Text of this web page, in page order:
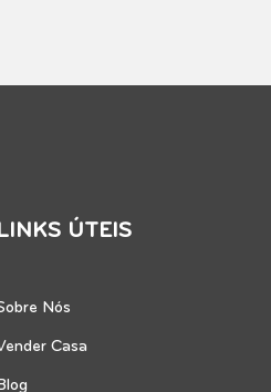
ÚTEIS
Nós
Casa